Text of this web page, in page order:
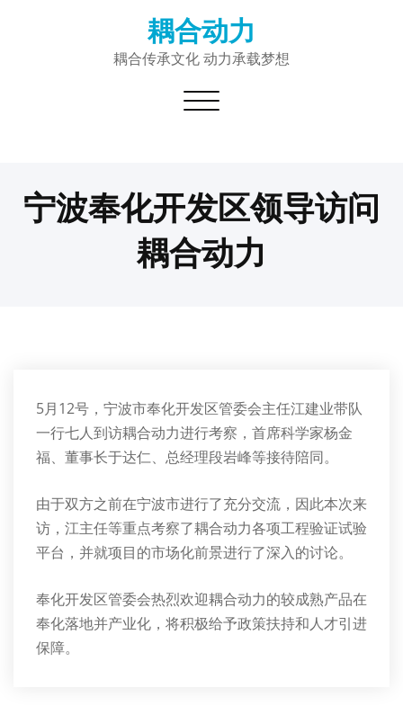
耦合动力
耦合传承文化 动力承载梦想
Toggle navigation
宁波奉化开发区领导访问
耦合动力
5月12号，宁波市奉化开发区管委会主任江建业带队
一行七人到访耦合动力进行考察，首席科学家杨金
福、董事长于达仁、总经理段岩峰等接待陪同。
由于双方之前在宁波市进行了充分交流，因此本次来
访，江主任等重点考察了耦合动力各项工程验证试验
平台，并就项目的市场化前景进行了深入的讨论。
奉化开发区管委会热烈欢迎耦合动力的较成熟产品在
奉化落地并产业化，将积极给予政策扶持和人才引进
保障。